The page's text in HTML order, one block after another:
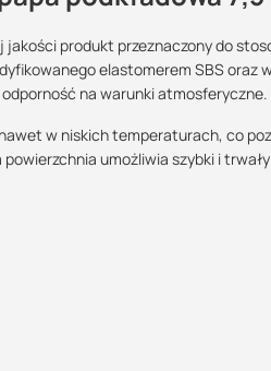
jakości produkt przeznaczony do
elastomerem SBS oraz
na warunki atmosferyczne.
w niskich temperaturach, co
umożliwia szybki i
Typ osnowy:
włóknina poliestrowa 60%
Maszy pytania
Skontaktuj się z